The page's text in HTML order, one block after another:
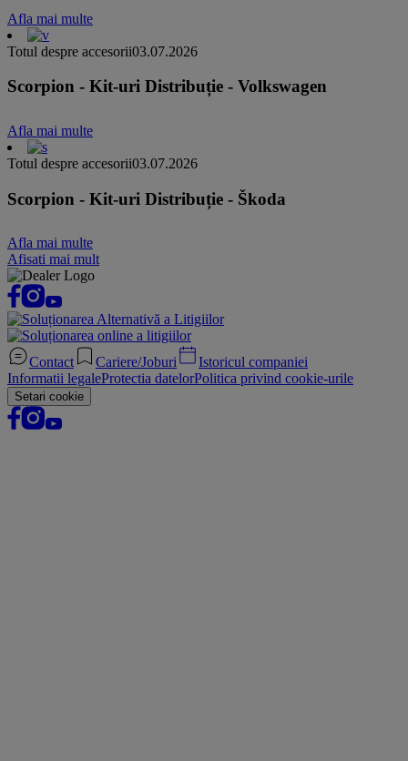
Afla mai multe
Totul despre accesorii03.07.2026
Scorpion - Kit-uri Distribuție - Volkswagen
Afla mai multe
Totul despre accesorii03.07.2026
Scorpion - Kit-uri Distribuție - Škoda
Afla mai multe
Afisati mai mult
Contact Cariere/Joburi
Istoricul companiei
Informatii legaleProtectia datelorPolitica privind cookie-urile
Setari cookie